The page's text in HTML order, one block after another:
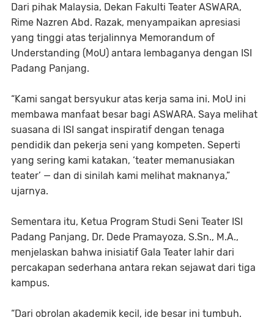
Dari pihak Malaysia, Dekan Fakulti Teater ASWARA,
Rime Nazren Abd. Razak, menyampaikan apresiasi
yang tinggi atas terjalinnya Memorandum of
Understanding (MoU) antara lembaganya dengan ISI
Padang Panjang.
“Kami sangat bersyukur atas kerja sama ini. MoU ini
membawa manfaat besar bagi ASWARA. Saya melihat
suasana di ISI sangat inspiratif dengan tenaga
pendidik dan pekerja seni yang kompeten. Seperti
yang sering kami katakan, ‘teater memanusiakan
teater’ — dan di sinilah kami melihat maknanya,”
ujarnya.
Sementara itu, Ketua Program Studi Seni Teater ISI
Padang Panjang, Dr. Dede Pramayoza, S.Sn., M.A.,
menjelaskan bahwa inisiatif Gala Teater lahir dari
percakapan sederhana antara rekan sejawat dari tiga
kampus.
“Dari obrolan akademik kecil, ide besar ini tumbuh.